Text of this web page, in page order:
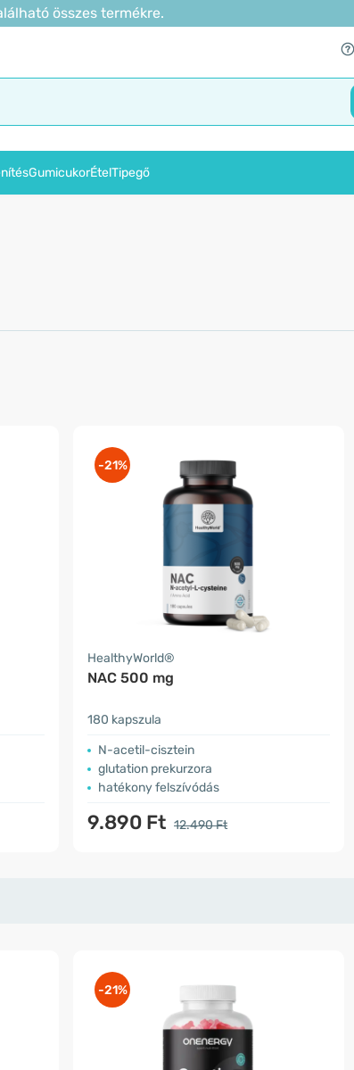
összes termékre.
GumicukorÉtelTipegő
-21%
HealthyWorld®
NAC 500 mg
180 kapszula
N-acetil-cisztein
glutation prekurzora
hatékony felszívódás
9.890 Ft 12.490 Ft
-21%